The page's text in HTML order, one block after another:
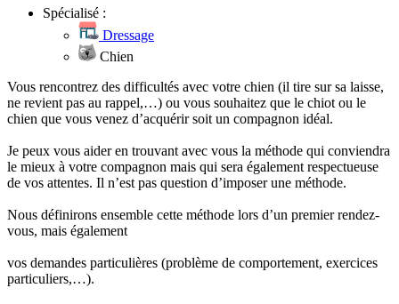
Spécialisé :
Dressage
Chien
Vous rencontrez des difficultés avec votre chien (il tire sur sa laisse,
ne revient pas au rappel,…) ou vous souhaitez que le chiot ou le
chien que vous venez d’acquérir soit un compagnon idéal.
Je peux vous aider en trouvant avec vous la méthode qui conviendra
le mieux à votre compagnon mais qui sera également respectueuse
de vos attentes. Il n’est pas question d’imposer une méthode.
Nous définirons ensemble cette méthode lors d’un premier rendez-
vous, mais également
vos demandes particulières (problème de comportement, exercices
particuliers,…).